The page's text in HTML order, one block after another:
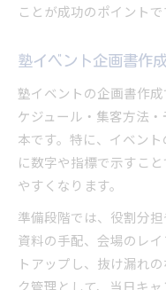
ことが成功のポイントで
塾イベント企画書作
塾イベントの企画書作
ケジュール・集客方法
本です。特に、イベン
に数字や指標で示すこ
やすくなります。
準備段階では、役割分
資料の手配、会場のレ
トアップし、抜け漏れ
ク管理として、当日キ